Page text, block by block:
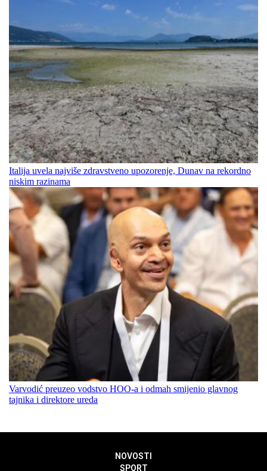
Italija uvela najviše zdravstveno upozorenje, Dunav na rekordno
niskim razinama
Varvodić preuzeo vodstvo HOO-a i odmah smijenio glavnog
tajnika i direktore ureda
NOVOSTI
SPORT